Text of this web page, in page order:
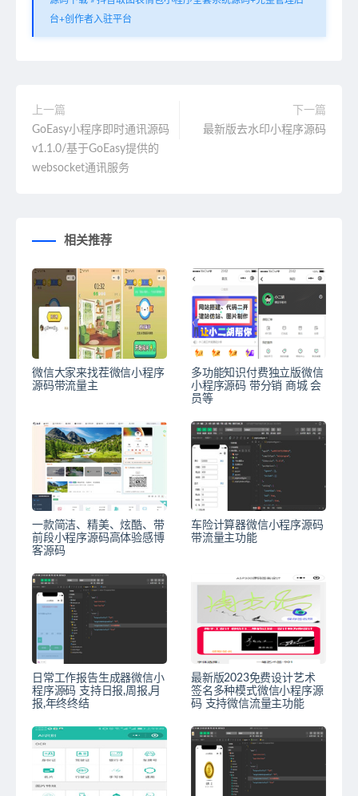
台+创作者入驻平台
上一篇
GoEasy小程序即时通讯源码
v1.1.0/基于GoEasy提供的
websocket通讯服务
下一篇
最新版去水印小程序源码
相关推荐
微信大家来找茬微信小程序
源码带流量主
多功能知识付费独立版微信
小程序源码 带分销 商城 会
员等
一款简洁、精美、炫酷、带
前段小程序源码高体验感博
客源码
车险计算器微信小程序源码
带流量主功能
日常工作报告生成器微信小
程序源码 支持日报,周报,月
报,年终终结
最新版2023免费设计艺术
签名多种模式微信小程序源
码 支持微信流量主功能